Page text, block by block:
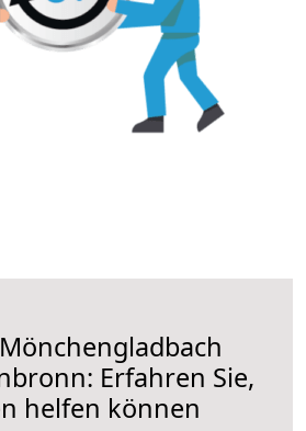
Erfahren Sie,
helfen können